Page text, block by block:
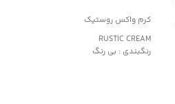
کرم واکس روستیک
RUSTIC CREAM
رنگبندی : بی رنگ